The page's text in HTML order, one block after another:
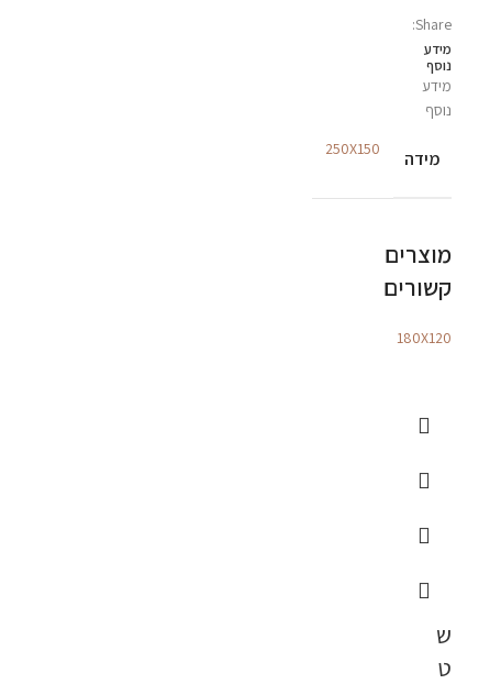
Share:
מידע
נוסף
מידע
נוסף
מידה 250X150
מוצרים
קשורים
180X120
ש
ט